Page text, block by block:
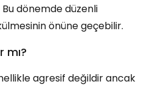
dönemde düzenli
önüne geçebilir.
mı?
agresif değildir ancak